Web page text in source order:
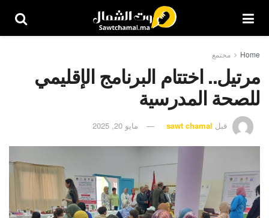
Home مجتمع
مرتيل.. اختتام البرنامج الإقليمي
للصحة المدرسية
قبل sawt chamal مايو 20, 2025